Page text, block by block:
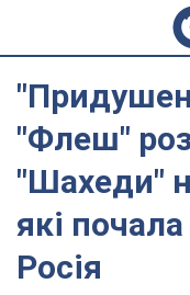
"Флеш"
"Шахеди"
які
Росія